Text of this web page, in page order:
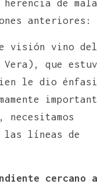
de
anteriores:
visión vino
Vera), que
le dio
líneas de
cercano